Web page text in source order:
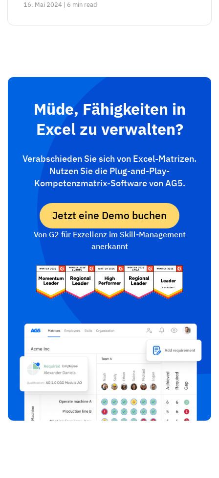
16. Mai 2024 | 6 min read
Müde, Fähigkeiten in
Excel zu verwalten?
Verabschieden Sie sich von Excel-Matrizen.
Nutzen Sie die Plug-and-Play-
Kompetenzmatrix-Software von AG5.
Jetzt eine Demo buchen
Von G2 für Exzellenz im Skill-Management
anerkannt